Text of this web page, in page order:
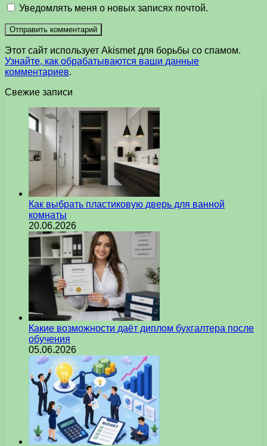
Уведомлять меня о новых записях почтой.
Этот сайт использует Akismet для борьбы со спамом.
Узнайте, как обрабатываются ваши данные
комментариев.
Свежие записи
Как выбрать пластиковую дверь для ванной
комнаты
20.06.2026
Какие возможности даёт диплом бухгалтера после
обучения
05.06.2026